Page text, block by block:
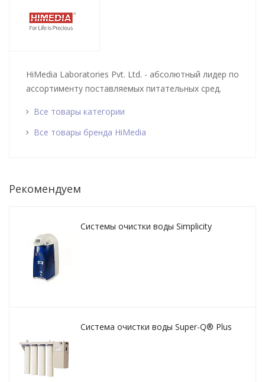
HiMedia Laboratories Pvt. Ltd. - абсолютный лидер по
ассортименту поставляемых питательных сред.
Все товары категории
Все товары бренда HiMedia
Рекомендуем
Системы очистки воды Simplicity
Система очистки воды Super-Q® Plus